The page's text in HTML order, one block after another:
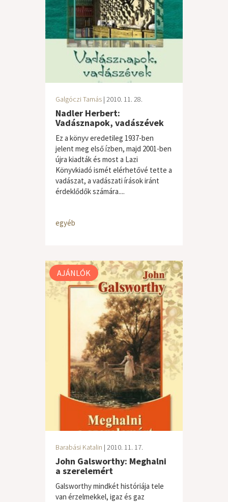
Galgóczi Tamás | 2010. 11. 28.
Nadler Herbert:
Vadásznapok, vadászévek
Ez a könyv eredetileg 1937-ben
jelent meg első ízben, majd 2001-ben
újra kiadták és most a Lazi
Könyvkiadó ismét elérhetővé tette a
vadászat, a vadászati írások iránt
érdeklődők számára....
egyéb
AJÁNLÓK
Barabási Katalin | 2010. 11. 17.
John Galsworthy: Meghalni
a szerelemért
Galsworthy mindkét históriája tele
van érzelmekkel, igaz és gaz